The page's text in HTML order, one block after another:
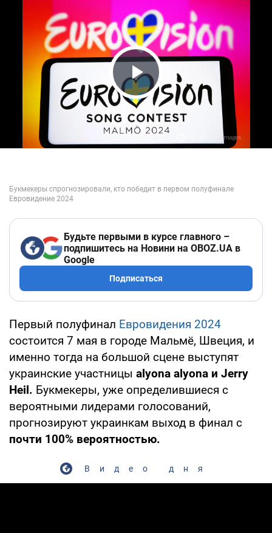
Play Video
Будьте первыми в курсе главного –
подпишитесь на Новини на OBOZ.UA в
Google
Подписаться
Первый полуфинал Евровидения 2024
состоится 7 мая в городе Мальмё, Швеция, и
именно тогда на большой сцене выступят
украинские участницы alyona alyona и Jerry
Heil. Букмекеры, уже определившиеся с
вероятными лидерами голосований,
прогнозируют украинкам выход в финал с
почти 100% вероятностью.
Видео дня